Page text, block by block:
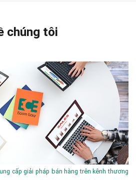
chúng tôi
cấp giải pháp bán hàng trên kênh thương